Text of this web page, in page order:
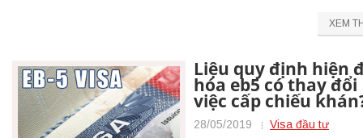
XEM
Liệu quy định hiện
hóa eb5 có thay đổi
việc cấp chiếu
28/05/2019 Visa đầu tư